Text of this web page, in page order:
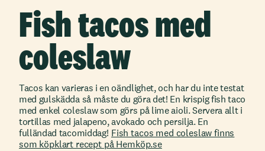
Fish tacos med
coleslaw
Tacos kan varieras i en oändlighet, och har du inte testat
med gulskädda så måste du göra det! En krispig fish taco
med enkel coleslaw som görs på lime aioli. Servera allt i
tortillas med jalapeno, avokado och persilja. En
fulländad tacomiddag! Fish tacos med coleslaw finns
som köpklart recept på Hemköp.se